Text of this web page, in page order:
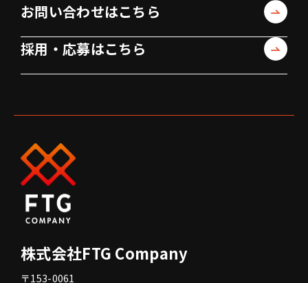
お問い合わせはこちら
採用・応募はこちら
株式会社FTG Company
〒153-0061